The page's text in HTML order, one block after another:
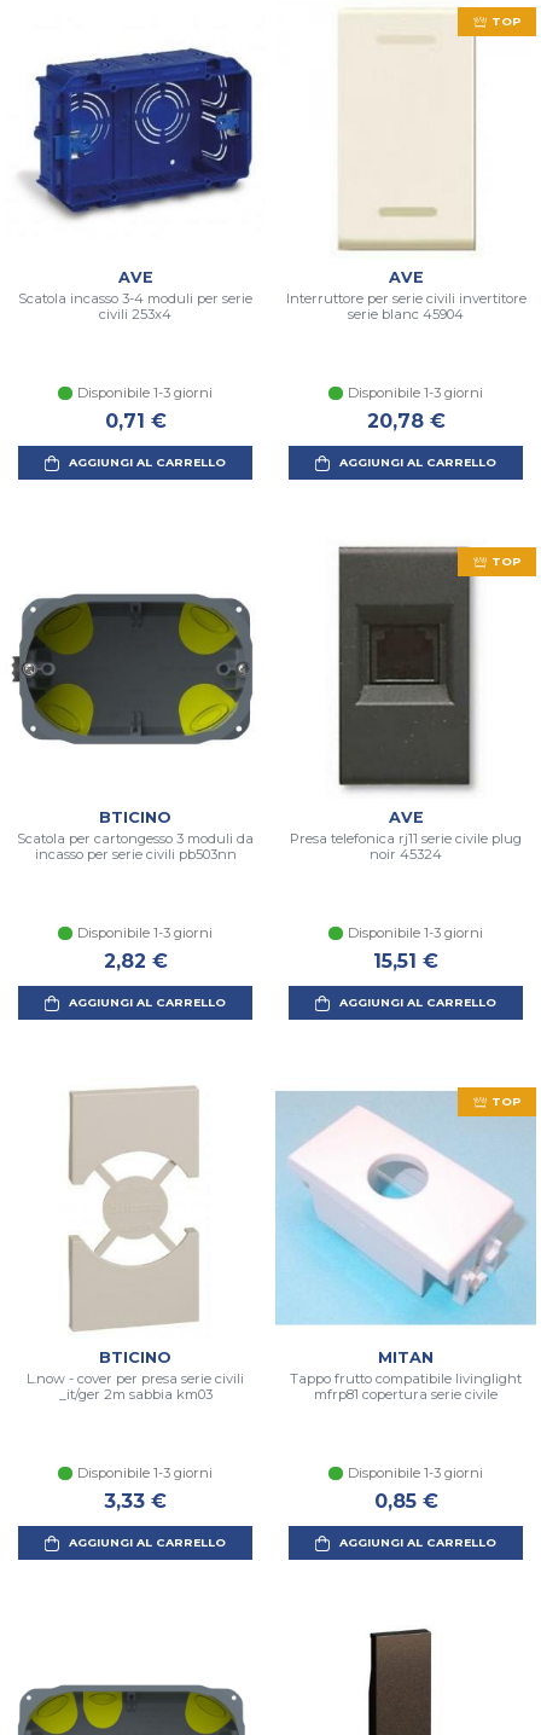
AVE
Scatola incasso 3-4 moduli per serie
civili 253x4
Disponibile 1-3 giorni
0,71 €
AGGIUNGI AL CARRELLO
TOP
AVE
Interruttore per serie civili invertitore
serie blanc 45904
Disponibile 1-3 giorni
20,78 €
AGGIUNGI AL CARRELLO
BTICINO
Scatola per cartongesso 3 moduli da
incasso per serie civili pb503nn
Disponibile 1-3 giorni
2,82 €
AGGIUNGI AL CARRELLO
TOP
AVE
Presa telefonica rj11 serie civile plug
noir 45324
Disponibile 1-3 giorni
15,51 €
AGGIUNGI AL CARRELLO
BTICINO
L.now - cover per presa serie civili
_it/ger 2m sabbia km03
Disponibile 1-3 giorni
3,33 €
AGGIUNGI AL CARRELLO
TOP
MITAN
Tappo frutto compatibile livinglight
mfrp81 copertura serie civile
Disponibile 1-3 giorni
0,85 €
AGGIUNGI AL CARRELLO